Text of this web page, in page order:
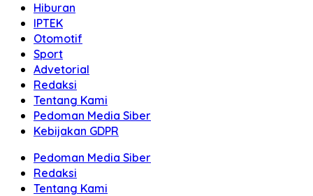
Hiburan
IPTEK
Otomotif
Sport
Advetorial
Redaksi
Tentang Kami
Pedoman Media Siber
Kebijakan GDPR
Pedoman Media Siber
Redaksi
Tentang Kami